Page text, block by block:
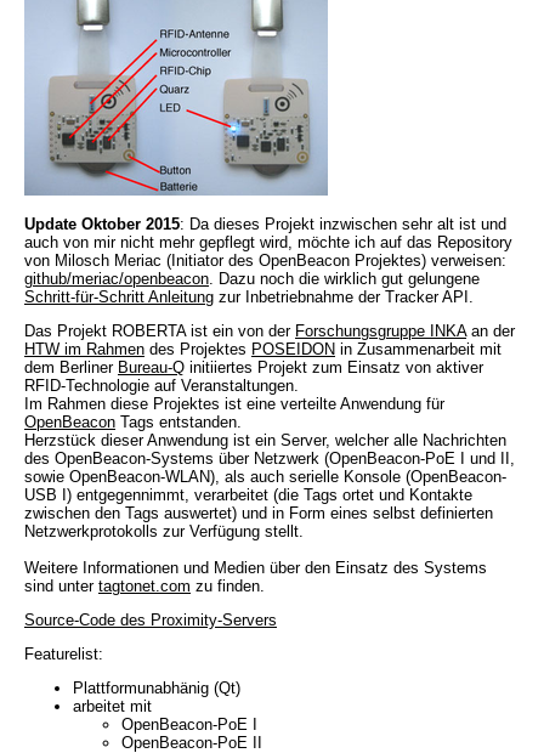
Update Oktober 2015: Da dieses Projekt inzwischen sehr alt ist und
auch von mir nicht mehr gepflegt wird, möchte ich auf das Repository
von Milosch Meriac (Initiator des OpenBeacon Projektes) verweisen:
github/meriac/openbeacon. Dazu noch die wirklich gut gelungene
Schritt-für-Schritt Anleitung zur Inbetriebnahme der Tracker API.
Das Projekt ROBERTA ist ein von der Forschungsgruppe INKAan der
HTW im Rahmen des Projektes POSEIDON in Zusammenarbeit mit
dem Berliner Bureau-Q initiiertes Projekt zum Einsatz von aktiver
RFID-Technologie auf Veranstaltungen.
Im Rahmen diese Projektes ist eine verteilte Anwendung für
OpenBeacon Tags entstanden.
Herzstück dieser Anwendung ist ein Server, welcher alle Nachrichten
des OpenBeacon-Systems über Netzwerk (OpenBeacon-PoE I und II,
sowie OpenBeacon-WLAN), als auch serielle Konsole (OpenBeacon-
USB I) entgegennimmt, verarbeitet (die Tags ortet und Kontakte
zwischen den Tags auswertet) und in Form eines selbst definierten
Netzwerkprotokolls zur Verfügung stellt.
Weitere Informationen und Medien über den Einsatz des Systems
sind unter tagtonet.com zu finden.
Source-Code des Proximity-Servers
Featurelist:
Plattformunabhänig (Qt)
arbeitet mit
OpenBeacon-PoE I
OpenBeacon-PoE II